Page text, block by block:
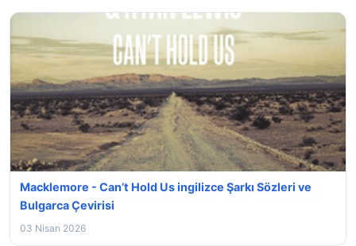
Macklemore - Can’t Hold Us ingilizce Şarkı Sözleri ve
Bulgarca Çevirisi
03 Nisan 2026